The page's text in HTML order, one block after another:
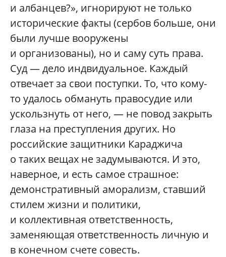
и албанцев?», игнорируют не только
исторические факты (сербов больше, они
были лучше вооружены
и организованы), но и саму суть права.
Суд — дело индвидуальное. Каждый
отвечает за свои поступки. То, что кому-
то удалось обмануть правосудие или
ускользнуть от него, — не повод закрыть
глаза на преступления других. Но
российские защитники Караджича
о таких вещах не задумываются. И это,
наверное, и есть самое страшное:
демонстративный аморализм, ставший
стилем жизни и политики,
и коллективная ответственность,
заменяющая ответственность личную и
в конечном счете совесть.